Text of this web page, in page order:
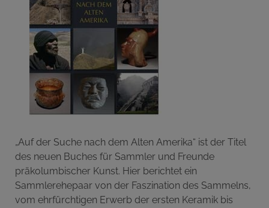
„Auf der Suche nach dem Alten Amerika“ ist der Titel
des neuen Buches für Sammler und Freunde
präkolumbischer Kunst. Hier berichtet ein
Sammlerehepaar von der Faszination des Sammelns,
vom ehrfürchtigen Erwerb der ersten Keramik bis